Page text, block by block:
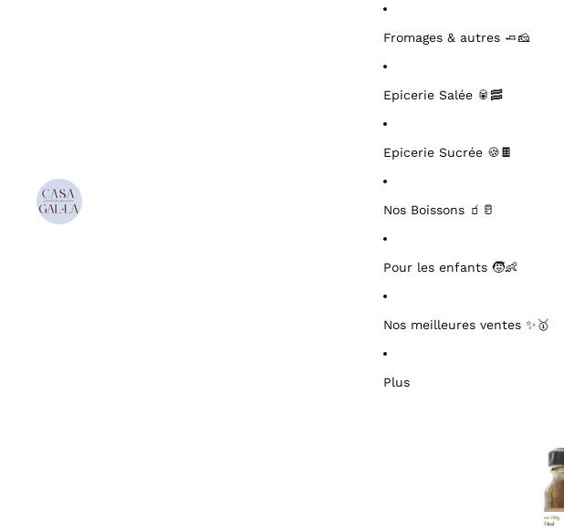
Fromages & autres 🧈🧀
Epicerie Salée 🥫🥓
Epicerie Sucrée 🍪🍫
Nos Boissons 🧃🥛
Pour les enfants 🧒👶
Nos meilleures ventes ✨🥇
Plus